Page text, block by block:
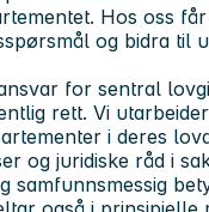
Hos oss
og bidra til
for sentral
rett. Vi
i deres
og juridiske råd i
samfunnsmessig